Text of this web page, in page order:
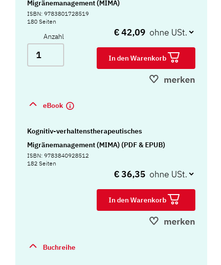
Migränemanagement (MIMA)
ISBN: 9783801728519
180 Seiten
Anzahl € 42,09
In den Warenkorb
merken
eBook
Kognitiv-verhaltenstherapeutisches
Migränemanagement (MIMA) (PDF & EPUB)
ISBN: 9783840928512
182 Seiten
€ 36,35
In den Warenkorb
merken
Buchreihe